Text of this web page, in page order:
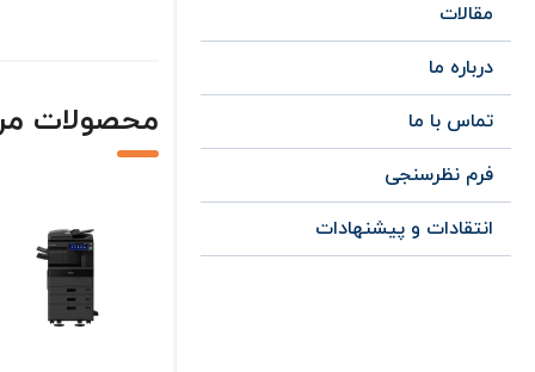
مقالات
درباره ما
تماس با ما
فرم نظرسنجی
انتقادات و پیشنهادات
محصولات